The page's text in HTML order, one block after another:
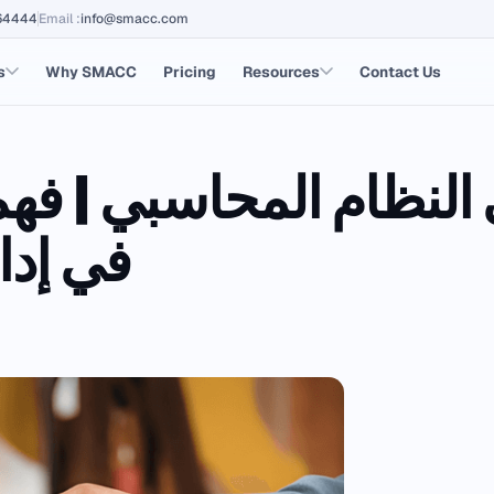
Email :info@smacc.com
Why SMACC Pricing Resources Contact Us
النظام المحاسبي |
في